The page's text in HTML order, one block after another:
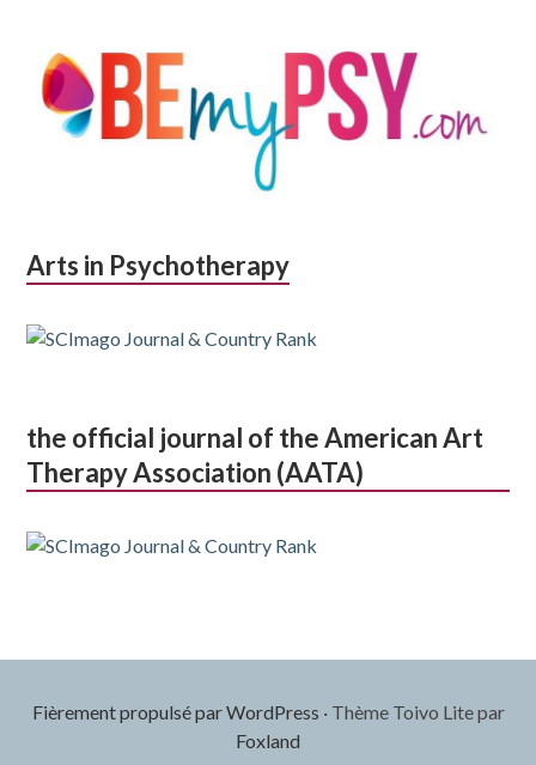
Arts in Psychotherapy
the official journal of the American Art
Therapy Association (AATA)
Fièrement propulsé par WordPress ·Thème Toivo Lite par
Foxland